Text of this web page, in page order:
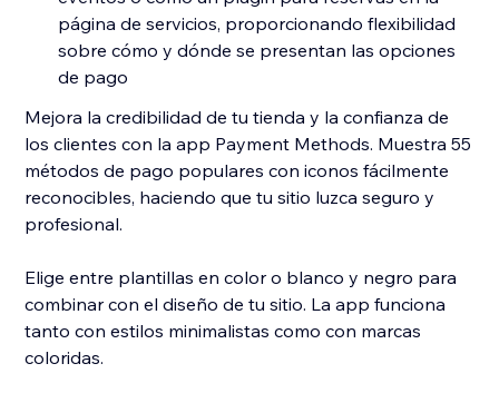
página de servicios, proporcionando flexibilidad
sobre cómo y dónde se presentan las opciones
de pago
Mejora la credibilidad de tu tienda y la confianza de
los clientes con la app Payment Methods. Muestra 55
métodos de pago populares con iconos fácilmente
reconocibles, haciendo que tu sitio luzca seguro y
profesional.
Elige entre plantillas en color o blanco y negro para
combinar con el diseño de tu sitio. La app funciona
tanto con estilos minimalistas como con marcas
coloridas.